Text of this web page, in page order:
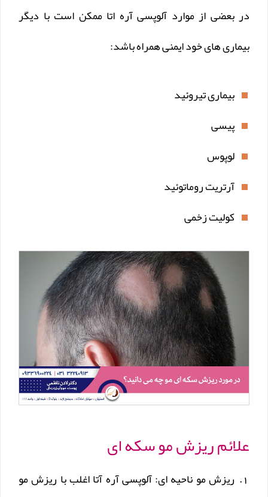
در بعضی از موارد آلوپسی آره اتا ممکن است با دیگر
بیماری های خود ایمنی همراه باشد:
بیماری تیروئید
پیسی
لوپوس
آرتریت روماتوئید
کولیت زخمی
علائم ریزش مو سکه ای
ریزش مو ناحیه ای: آلوپسی آره آتا اغلب با ریزش مو